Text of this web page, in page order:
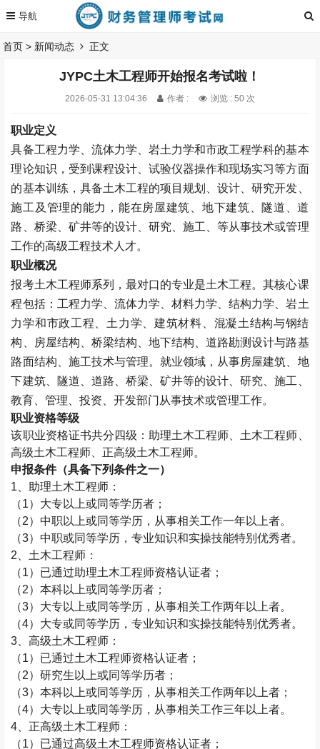
首页 > 新闻动态 正文
JYPC土木工程师开始报名考试啦！
2026-05-31 13:04:36 作者 : 浏览 : 50 次
职业定义
具备工程力学、流体力学、岩土力学和市政工程学科的基本
理论知识，受到课程设计、试验仪器操作和现场实习等方面
的基本训练，具备土木工程的项目规划、设计、研究开发、
施工及管理的能力，能在房屋建筑、地下建筑、隧道、道
路、桥梁、矿井等的设计、研究、施工、等从事技术或管理
工作的高级工程技术人才。
职业概况
报考土木工程师系列，最对口的专业是土木工程。其核心课
程包括：工程力学、流体力学、材料力学、结构力学、岩土
力学和市政工程、土力学、建筑材料、混凝土结构与钢结
构、房屋结构、桥梁结构、地下结构、道路勘测设计与路基
路面结构、施工技术与管理。就业领域，从事房屋建筑、地
下建筑、隧道、道路、桥梁、矿井等的设计、研究、施工、
教育、管理、投资、开发部门从事技术或管理工作。
职业资格等级
该职业资格证书共分四级：助理土木工程师 土木工程师
高级土木工程师 、正高级土木工程师。
申报条件（具备下列条件之一）
1、助理土木工程师 ：
（1）大专以上或同等学历者；
（2）中职以上或同等学历，从事相关工作一年以上者。
（3）中职或同等学历，专业知识和实操技能特别优秀者。
2、 土木工程师 ：
（1）已通过助理土木工程师资格认证者；
（2）本科以上或同等学历者；
（3）大专以上或同等学历，从事相关工作两年以上者。
（4）大专或同等学历，专业知识和实操技能特别优秀者。
3、高级土木工程师 ：
（1）已通过土木工程师资格认证者；
（2）研究生以上或同等学历者；
（3）本科以上或同等学历，从事相关工作两年以上者；
（4）大专以上或同等学历，从事相关工作三年以上者。
4、正高级土木工程师 ：
（1）已通过高级土木工程师资格认证者；